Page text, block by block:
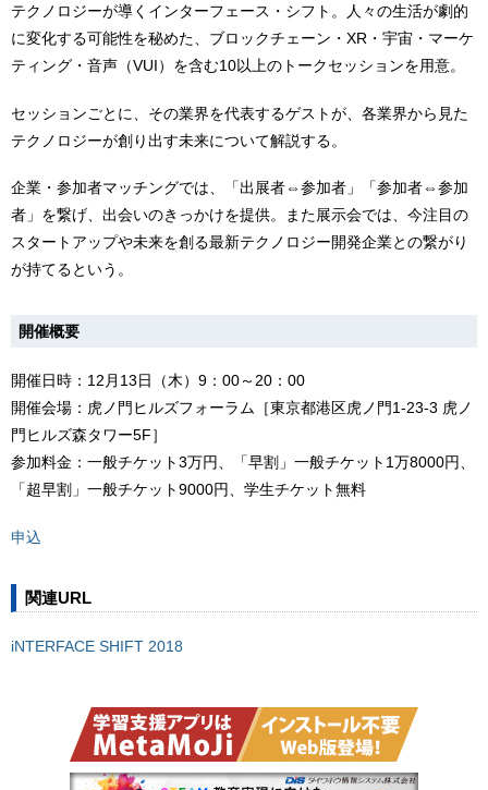
テクノロジーが導くインターフェース・シフト。人々の生活が劇的
に変化する可能性を秘めた、ブロックチェーン・XR・宇宙・マーケ
ティング・音声（VUI）を含む10以上のトークセッションを用意。
セッションごとに、その業界を代表するゲストが、各業界から見た
テクノロジーが創り出す未来について解説する。
企業・参加者マッチングでは、「出展者⇔参加者」「参加者⇔参加
者」を繋げ、出会いのきっかけを提供。また展示会では、今注目の
スタートアップや未来を創る最新テクノロジー開発企業との繋がり
が持てるという。
開催概要
開催日時：12月13日（木）9：00～20：00
開催会場：虎ノ門ヒルズフォーラム［東京都港区虎ノ門1-23-3 虎ノ
門ヒルズ森タワー5F］
参加料金：一般チケット3万円、「早割」一般チケット1万8000円、
「超早割」一般チケット9000円、学生チケット無料
申込
関連URL
iNTERFACE SHIFT 2018